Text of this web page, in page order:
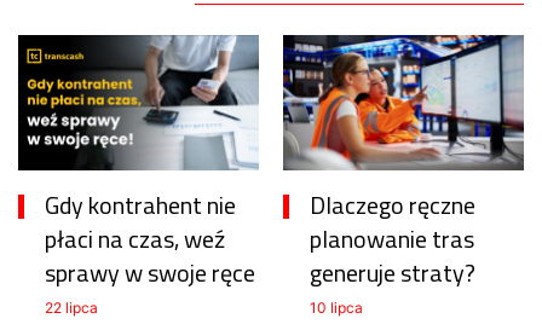
Gdy kontrahent nie
płaci na czas, weź
sprawy w swoje ręce
22 lipca
Dlaczego ręczne
planowanie tras
generuje straty?
10 lipca